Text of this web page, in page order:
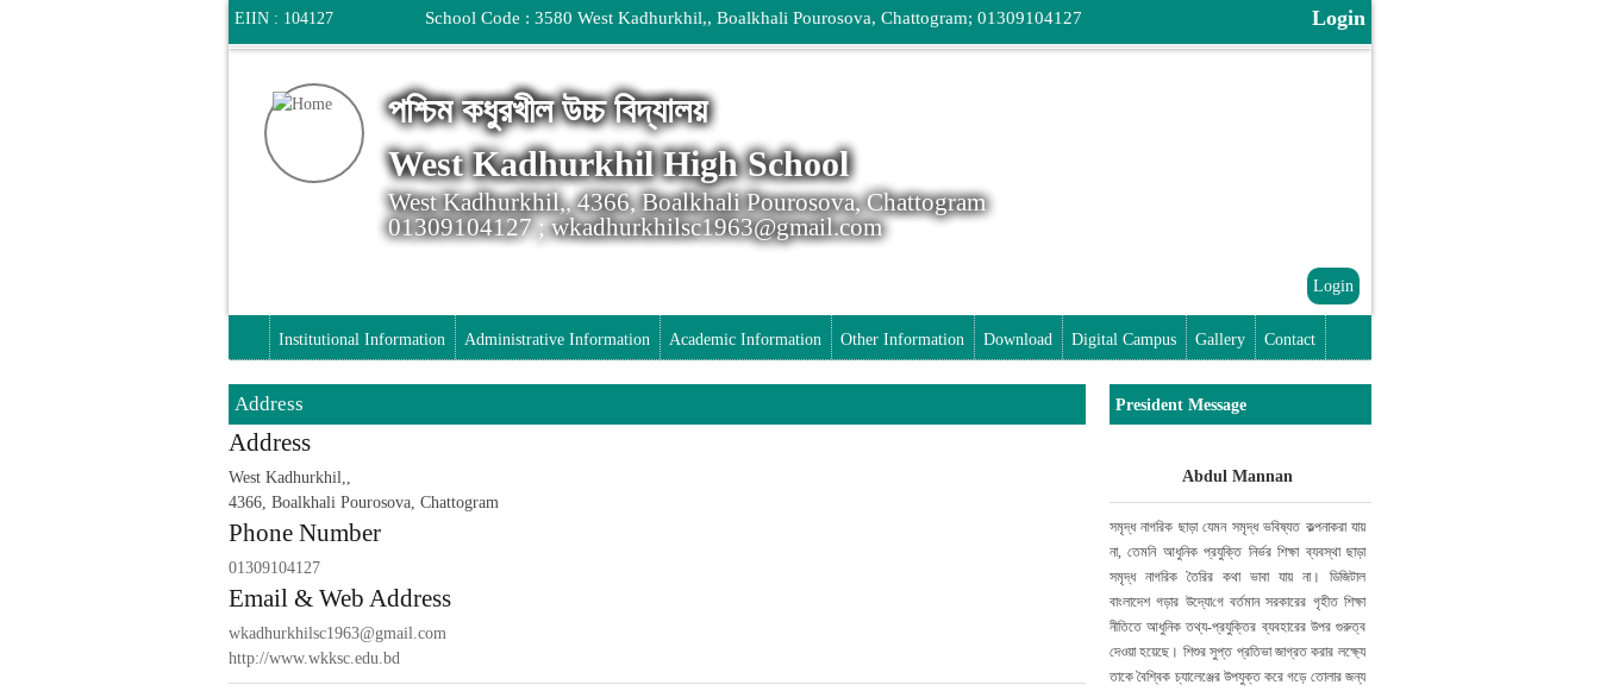
EIIN : 104127 School Code : 3580 West Kadhurkhil,, Boalkhali Pourosova, Chattogram; 01309104127 Login
পশ্চিম কধুরখীল উচ্চ বিদ্যালয়
West Kadhurkhil High School
West Kadhurkhil,, 4366, Boalkhali Pourosova, Chattogram
01309104127 ; wkadhurkhilsc1963@gmail.com
Login
Institutional Information Administrative Information Academic Information Other Information Download Digital Campus Gallery Contact
Address
Address
West Kadhurkhil,,
4366, Boalkhali Pourosova, Chattogram
Phone Number
01309104127
Email & Web Address
wkadhurkhilsc1963@gmail.com
http://www.wkksc.edu.bd
President Message
Abdul Mannan
সমৃদ্ধ নাগরিক ছাড়া যেমন সমৃদ্ধ ভবিষ্যত কল্পনাকরা যায়
না, তেমনি আধুনিক প্রযুক্তি নির্ভর শিক্ষা ব্যবস্থা ছাড়া
সমৃদ্ধ নাগরিক তৈরির কথা ভাবা যায় না।
ডিজিটাল
বাংলাদেশ গড়ার উদ্যোগেবর্তমান সরকারের গৃহীত শিক্ষা
নীতিতে আধুনিক তথ্য-প্রযুক্তির ব্যবহারের উপর গুরুত্ব
দেওয়া হয়েছে। শিশুর সুপ্ত প্রতিভা জাগ্রত করার লক্ষ্যে
তাকে বৈশ্বিক চ্যালেঞ্জের উপযুক্ত করে গড়ে তোলার জন্য